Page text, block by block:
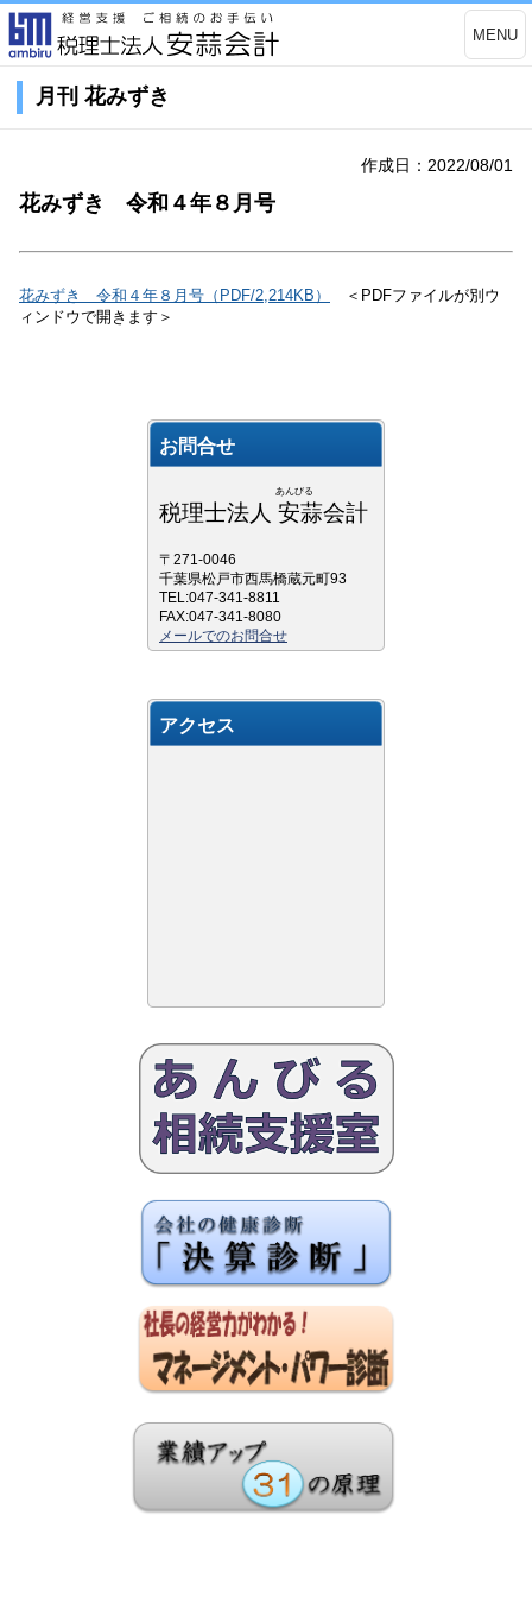
MENU
月刊 花みずき
作成日：2022/08/01
花みずき 令和４年８月号
花みずき 令和４年８月号（PDF/2,214KB）
＜PDFファイルが別ウ
ィンドウで開きます＞
お問合せ
あんびる
税理士法人 安蒜会計
〒271-0046
千葉県松戸市西馬橋蔵元町93
TEL:047-341-8811
FAX:047-341-8080
メールでのお問合せ
アクセス